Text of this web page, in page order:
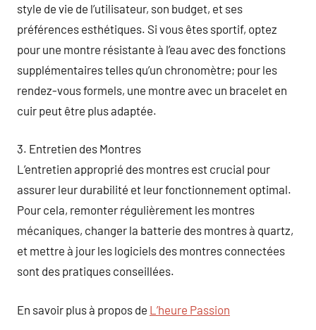
style de vie de l’utilisateur, son budget, et ses
préférences esthétiques. Si vous êtes sportif, optez
pour une montre résistante à l’eau avec des fonctions
supplémentaires telles qu’un chronomètre; pour les
rendez-vous formels, une montre avec un bracelet en
cuir peut être plus adaptée.
3. Entretien des Montres
L’entretien approprié des montres est crucial pour
assurer leur durabilité et leur fonctionnement optimal.
Pour cela, remonter régulièrement les montres
mécaniques, changer la batterie des montres à quartz,
et mettre à jour les logiciels des montres connectées
sont des pratiques conseillées.
En savoir plus à propos de L’heure Passion